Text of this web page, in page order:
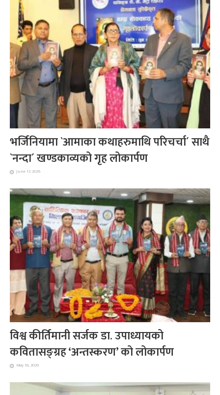
भर्जिनियामा `आमाका कथाहरुमाथि परिचर्चा´ साथै
`नन्दा´ खण्डकाव्यको गृह लोकार्पण
June 17, 2026
विश्व कीर्तिमानी सर्जक डा. उपाध्यायको
कवितासङ्ग्रह ‘अन्तस्करण’ को लोकार्पण
May 18, 2026